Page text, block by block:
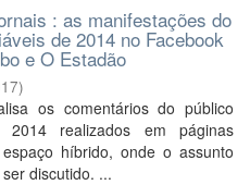
: as manifestações do
de 2014 no Facebook
e O Estadão
)
os comentários do público
realizados em páginas
híbrido, onde o assunto
discutido. ...